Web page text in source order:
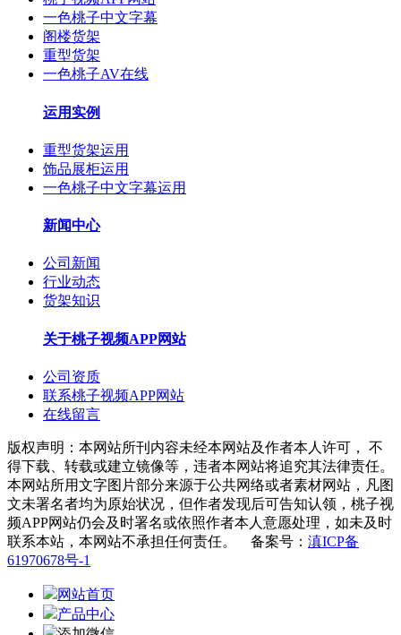
一色桃子中文字幕
阁楼货架
重型货架
一色桃子AV在线
运用实例
重型货架运用
饰品展柜运用
一色桃子中文字幕运用
新闻中心
公司新闻
行业动态
货架知识
关于桃子视频APP网站
公司资质
联系桃子视频APP网站
在线留言
版权声明：本网站所刊内容未经本网站及作者本人许可， 不
得下载、转载或建立镜像等，违者本网站将追究其法律责任。
本网站所用文字图片部分来源于公共网络或者素材网站，凡图
文未署名者均为原始状况，但作者发现后可告知认领，桃子视
频APP网站仍会及时署名或依照作者本人意愿处理，如未及时
联系本站，本网站不承担任何责任。 备案号： 滇ICP备
61970678号-1
网站首页
产品中心